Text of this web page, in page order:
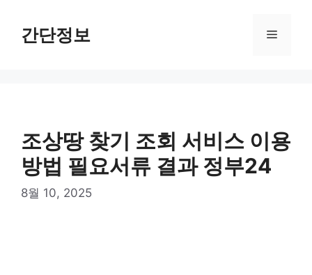
간단정보 메
조상땅 찾기 조회 서비스 이용
방법 필요서류 결과 정부24
8월 10, 2025